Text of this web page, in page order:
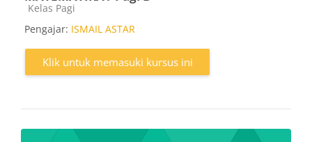
Kategori kursus
Kelas Pagi
Pengajar: ISMAIL ASTAR
Klik untuk memasuki kursus ini